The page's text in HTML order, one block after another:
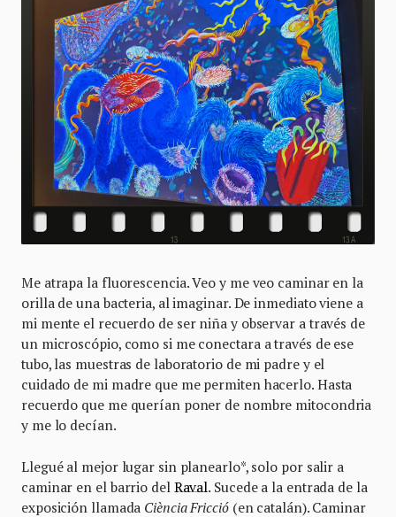
Me atrapa la fluorescencia. Veo y me veo caminar en la
orilla de una bacteria, al imaginar. De inmediato viene a
mi mente el recuerdo de ser niña y observar a través de
un microscópio, como si me conectara a través de ese
tubo, las muestras de laboratorio de mi padre y el
cuidado de mi madre que me permiten hacerlo. Hasta
recuerdo que me querían poner de nombre mitocondria
y me lo decían.
Llegué al mejor lugar sin planearlo*, solo por salir a
caminar en el barrio del Raval. Sucede a la entrada de la
exposición llamada Ciència Fricció (en catalán). Caminar